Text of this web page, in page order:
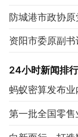
防城港市政协
资阳市委原副
24小时新闻排
蚂蚁密算发布